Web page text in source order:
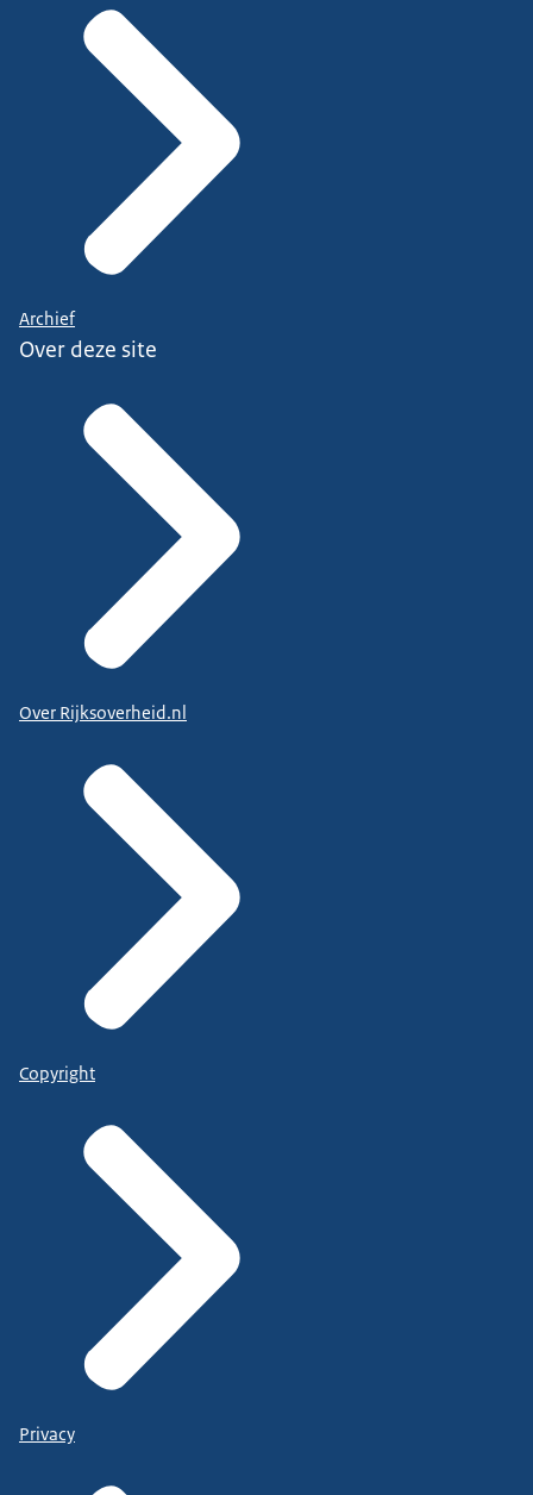
Archief
Over deze site
Over Rijksoverheid.nl
Copyright
Privacy